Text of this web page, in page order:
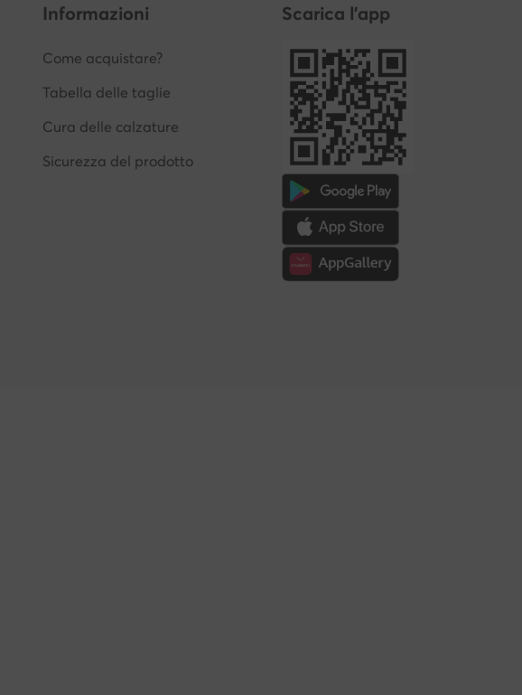
Informazioni
Come acquistare?
Tabella delle taglie
Cura delle calzature
Sicurezza del prodotto
Scarica l'app